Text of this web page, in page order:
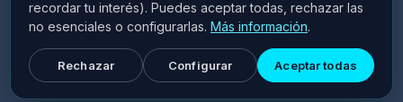
quirúrgica y técnica.
Columna cervical
recordar tu interés). Puedes aceptar todas, rechazar las
no esenciales o configurarlas. Más información.
Rechazar Configurar Aceptar todas